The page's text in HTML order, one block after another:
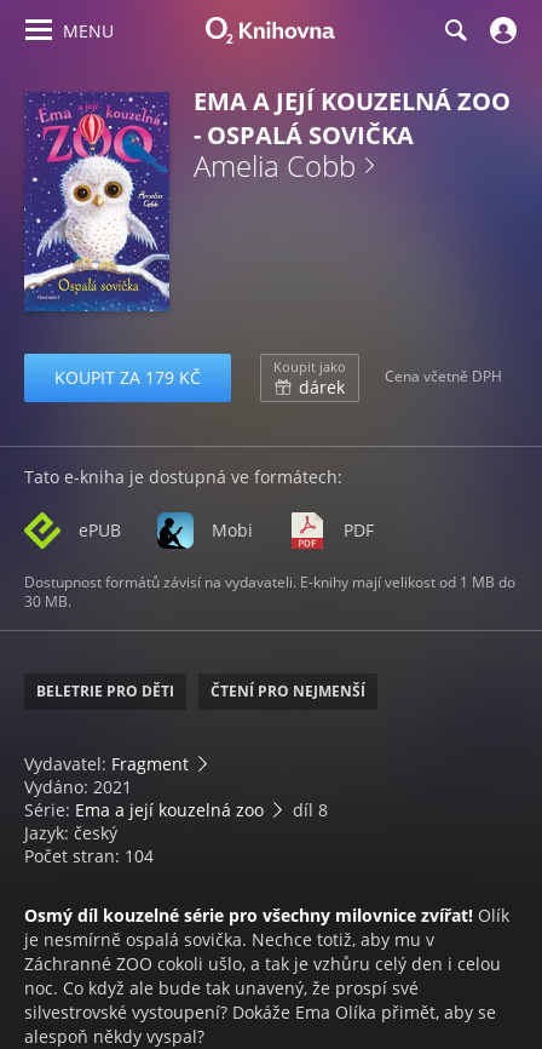
MENU
EMA A JEJÍ KOUZELNÁ ZOO
- OSPALÁ SOVIČKA
Amelia Cobb
KOUPIT ZA 179 KČ Koupit jako
dárek Cena včetně DPH
Tato e-kniha je dostupná ve formátech:
ePUB Mobi PDF
Dostupnost formátů závisí na vydavateli. E-knihy mají velikost od 1 MB do
30 MB.
BELETRIE PRO DĚTI ČTENÍ PRO NEJMENŠÍ
Vydavatel: Fragment
Vydáno: 2021
Série: Ema a její kouzelná zoo
díl 8
Jazyk: český
Počet stran: 104
Osmý díl kouzelné série pro všechny milovnice zvířat! Olík
je nesmírně ospalá sovička. Nechce totiž, aby mu v
Záchranné ZOO cokoli ušlo, a tak je vzhůru celý den i celou
noc. Co když ale bude tak unavený, že prospí své
silvestrovské vystoupení? Dokáže Ema Olíka přimět, aby se
alespoň někdy vyspal?